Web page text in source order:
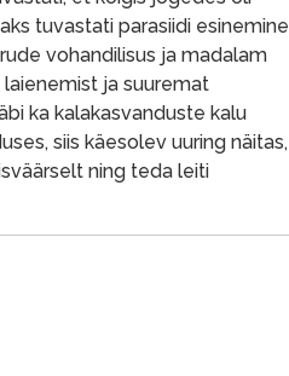
tuvastati parasiidi esinemine
vohandilisus ja madalam
ja suuremat
ka kalakasvanduste kalu
siis käesolev uuring näitas,
ning teda leiti